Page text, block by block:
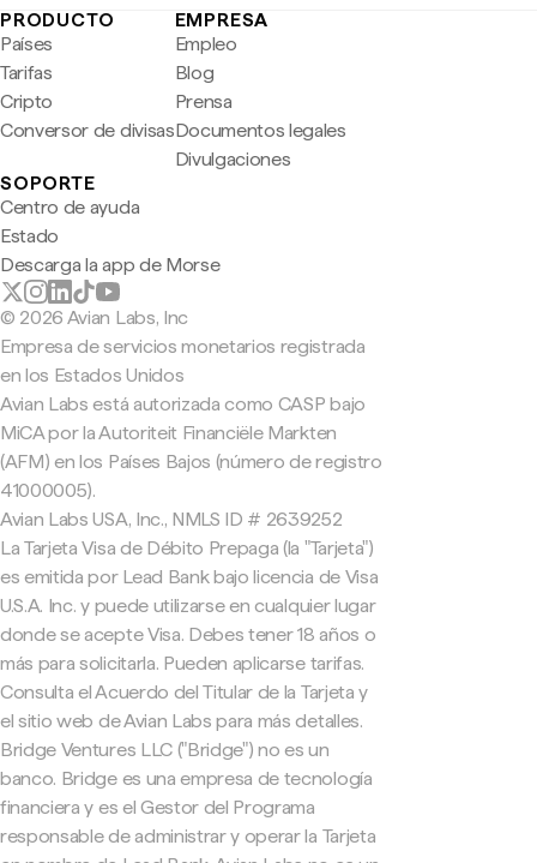
PRODUCTO
Países
Tarifas
Cripto
Conversor de divisas
EMPRESA
Empleo
Blog
Prensa
Documentos legales
Divulgaciones
SOPORTE
Centro de ayuda
Estado
Descarga la app de Morse
© 2026 Avian Labs, Inc
Empresa de servicios monetarios registrada
en los Estados Unidos
Avian Labs está autorizada como CASP bajo
MiCA por la Autoriteit Financiële Markten
(AFM) en los Países Bajos (número de registro
41000005).
Avian Labs USA, Inc., NMLS ID # 2639252
La Tarjeta Visa de Débito Prepaga (la "Tarjeta")
es emitida por Lead Bank bajo licencia de Visa
U.S.A. Inc. y puede utilizarse en cualquier lugar
donde se acepte Visa. Debes tener 18 años o
más para solicitarla. Pueden aplicarse tarifas.
Consulta el Acuerdo del Titular de la Tarjeta y
el sitio web de Avian Labs para más detalles.
Bridge Ventures LLC ("Bridge") no es un
banco. Bridge es una empresa de tecnología
financiera y es el Gestor del Programa
responsable de administrar y operar la Tarjeta